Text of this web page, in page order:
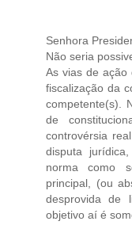
Senhora
Não seria
As vias de ação
fiscalização da
competente(s).
de
controvérsia
disputa
norma como
principal, (ou
desprovida de
objetivo aí é